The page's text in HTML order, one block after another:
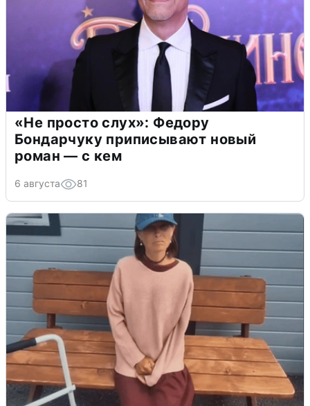
«Не просто слух»: Федору
Бондарчуку приписывают новый
роман — с кем
6 августа 81